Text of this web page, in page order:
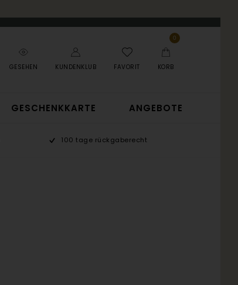
GESEHEN KUNDENKLUB FAVORIT
0
KORB
GESCHENKKARTE ANGEBOTE
100 tage rückgaberecht